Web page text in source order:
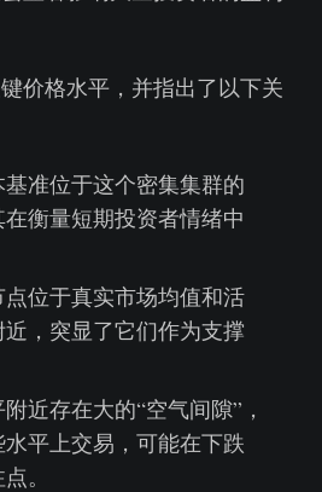
价格水平，并指出了以下关
准位于这个密集集群的
衡量短期投资者情绪中
位于真实市场均值和活
，突显了它们作为支撑
近存在大的“空气间隙”，
平上交易，可能在下跌
。